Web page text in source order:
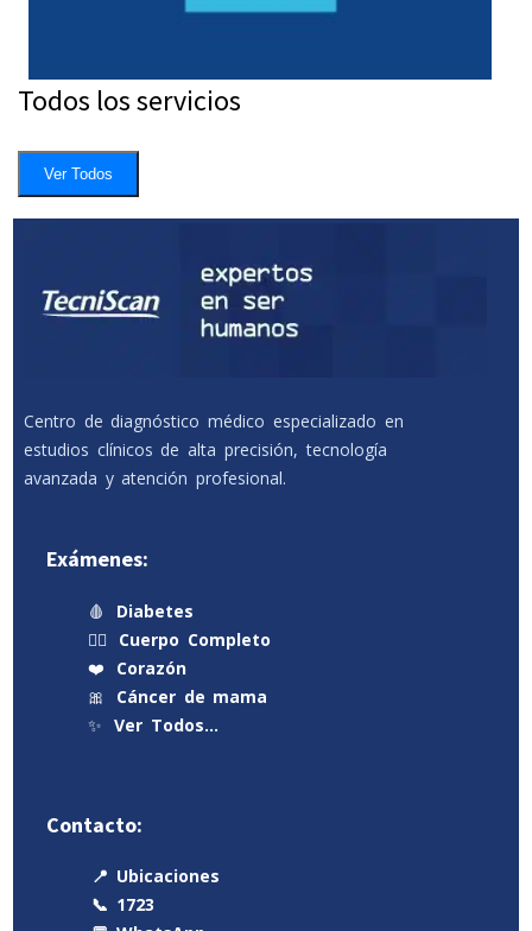
Todos los servicios
Ver Todos
Centro de diagnóstico médico especializado en
estudios clínicos de alta precisión, tecnología
avanzada y atención profesional.
Exámenes:
🩸
Diabetes
🧍‍♂️
Cuerpo Completo
❤️
Corazón
🎀
Cáncer de mama
✨ Ver Todos…
Contacto:
📍 Ubicaciones
📞 1723